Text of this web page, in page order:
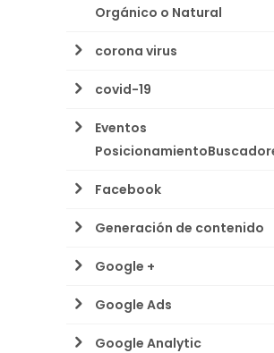
Orgánico o Natural
corona virus
covid-19
Eventos
Facebook
Generación de contenido
Google +
Google Ads
Google Analytic